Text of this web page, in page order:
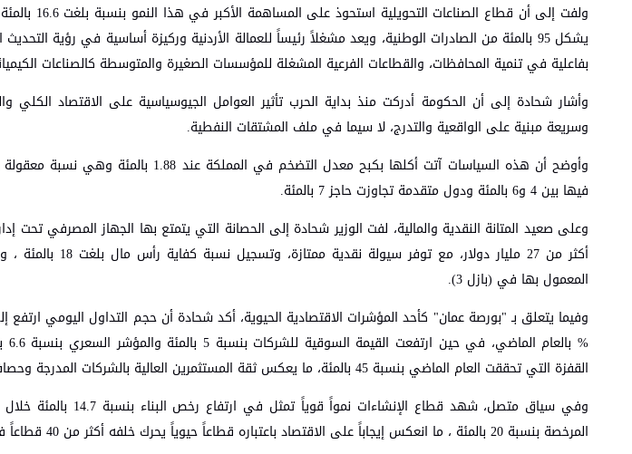
ولفت إلى أن
يشكل 95 بالمئة من الصادرات الوطنية، ويعد مشغلاً رئيساً للعمالة الأردنية وركيزة أساسية في رؤية
بفاعلية في تنمية المحافظات، والقطاعات الفرعية المشغلة للمؤسسات الصغيرة والمتوسطة كالصناعات
وأشار شحادة إلى أن الحكومة أدركت منذ بداية الحرب تأثير العوامل الجيوسياسية على الاقتصاد
وسريعة مبنية على الواقعية والتدرج، لا سيما في ملف المشتقات النفطية.
وأوضح أن هذه السياسات آتت أكلها بكبح معدل
فيها بين 4 و6 بالمئة ودول متقدمة تجاوزت حاجز 7 بالمئة.
وعلى صعيد المتانة النقدية والمالية، لفت الوزير شحادة إلى الحصانة التي يتمتع بها الجهاز المصرفي تحت
أكثر من 27 مليار
المعمول بها في (بازل 3).
القفزة التي تحققت العام الماضي بنسبة 45 بالمئة، ما يعكس ثقة المستثمرين العالية بالشركات المدرجة وحصافة بياناتها المالية.
وفي سياق متصل، شهد قطاع
المرخصة بنسبة 20 بالمئة ، ما انعكس إيجاباً على الاقتصاد باعتباره قطاعاً حيوياً يحرك خلفه أكثر من 40 قطاعاً فرعياً مرتبطاً به.